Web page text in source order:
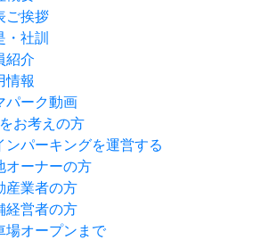
ご挨拶
・社訓
紹介
情報
パーク動画
お考えの方
ンパーキングを運営する
オーナーの方
産業者の方
経営者の方
場オープンまで